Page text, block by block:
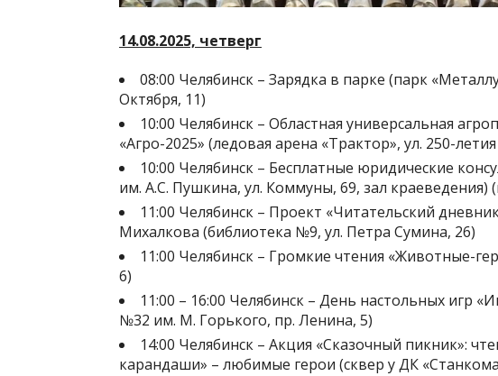
14.08.2025, четверг
08:00 Челябинск – Зарядка в парке (парк
Октября, 11)
10:00 Челябинск – Областная универсальная
«Агро-2025» (ледовая арена «Трактор», ул. 250-
10:00 Челябинск – Бесплатные юридические
им. А.С. Пушкина, ул. Коммуны, 69, зал краеведения)
11:00 Челябинск – Проект «Читательский
Михалкова (библиотека №9, ул. Петра Сумина, 26)
11:00 Челябинск – Громкие чтения «Животные-
6)
11:00 – 16:00 Челябинск – День настольных игр
№32 им. М. Горького, пр. Ленина, 5)
14:00 Челябинск – Акция «Сказочный пикник»:
карандаши» – любимые герои (сквер у ДК